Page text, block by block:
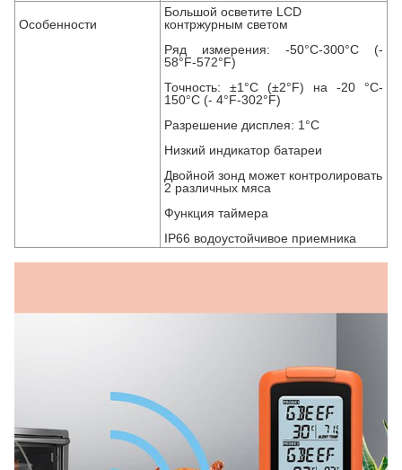
Особенности
Большой осветите LCD
контржурным светом
Ряд измерения: -50°C-300°C (-
58°F-572°F)
Точность: ±1°C (±2°F) на -20 °C-
150°C (- 4°F-302°F)
Разрешение дисплея: 1°C
Низкий индикатор батареи
Двойной зонд может контролировать
2 различных мяса
Функция таймера
IP66 водоустойчивое приемника